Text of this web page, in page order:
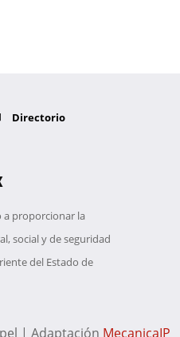
Directorio
a proporcionar la
social y de seguridad
del Estado de
| Adaptación MecanicaIP